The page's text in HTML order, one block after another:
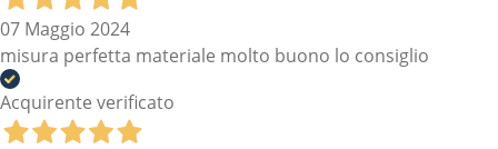
07 Maggio 2024
misura perfetta materiale molto buono lo consiglio
Acquirente verificato